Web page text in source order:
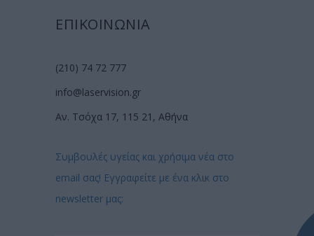
ΕΠΙΚΟΙΝΩΝΙΑ
(210) 74 72 777
info@laservision.gr
Αν. Τσόχα 17, 115 21, Αθήνα
Συμβουλές υγείας και χρήσιμα νέα στο
email σας! Εγγραφείτε με ένα κλικ στο
newsletter μας: